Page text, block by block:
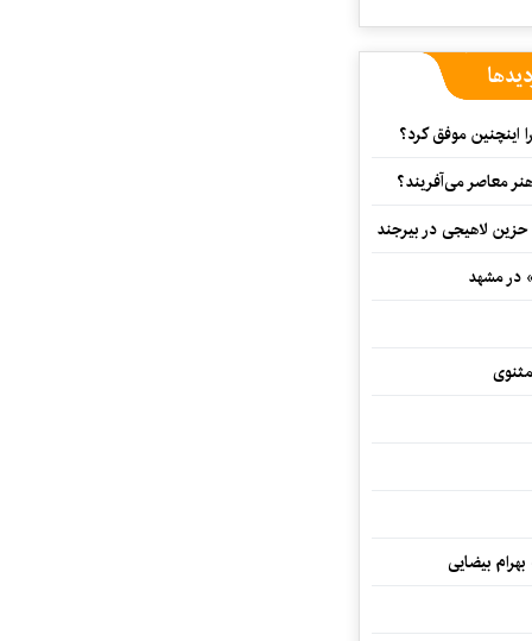
اینچنین موفق کرد؟
معاصر می‌آفریند؟
لاهیجی در بیرجند
در مشهد
بیضایی